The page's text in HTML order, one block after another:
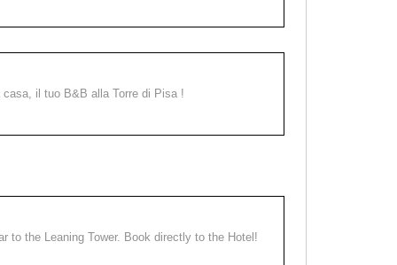
il tuo B&B alla Torre di Pisa !
to the Leaning Tower. Book directly to the Hotel!